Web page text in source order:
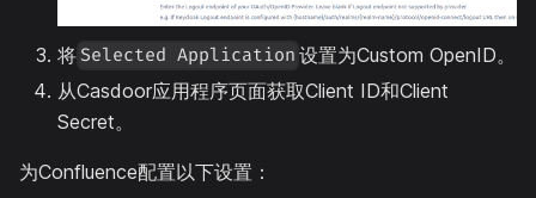
将 Selected Application 设置为Custom OpenID。
从Casdoor应用程序页面获取Client ID和Client
Secret。
为Confluence配置以下设置：